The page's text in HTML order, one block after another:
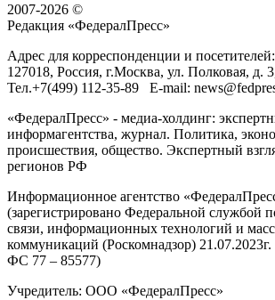
2007-2026 ©
Редакция «ФедералПресс»
Адрес для корреспонденции и посетителей:
127018, Россия, г.Москва, ул. Полковая, д.
Тел.+7(499) 112-35-89 E-mail:
«ФедералПресс» - медиа-холдинг:
информагентства, журнал. Политика,
происшествия, общество. Экспертный
регионов РФ
Информационное агентство
(зарегистрировано Федеральной службой
связи, информационных технологий и
коммуникаций (Роскомнадзор)
ФС 77 – 85577)
Учредитель: ООО «ФедералПресс»